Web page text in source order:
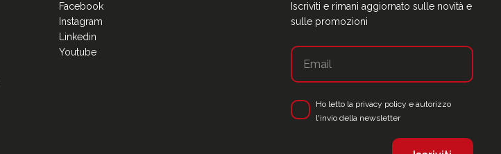
Facebook
Instagram
Linkedin
Youtube
Iscriviti e rimani aggiornato sulle novità e
sulle promozioni
Ho letto la privacy policy e autorizzo
l'invio della newsletter